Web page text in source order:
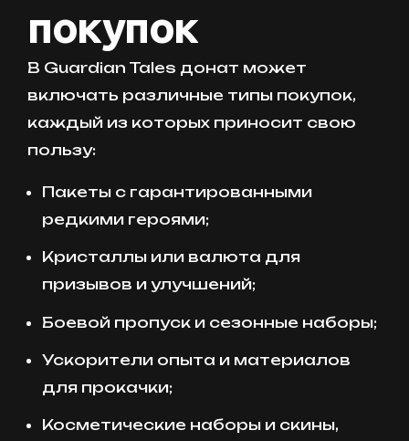
покупок
В Guardian Tales донат может
включать различные типы покупок,
каждый из которых приносит свою
пользу:
Пакеты с гарантированными
редкими героями;
Кристаллы или валюта для
призывов и улучшений;
Боевой пропуск и сезонные наборы;
Ускорители опыта и материалов
для прокачки;
Косметические наборы и скины,